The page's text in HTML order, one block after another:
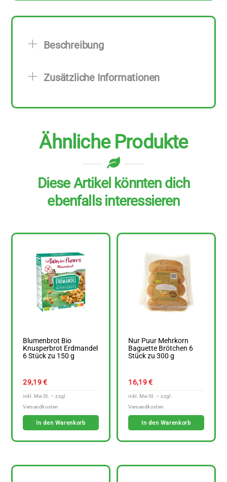
Stück
Beschreibung
Zusätzliche Informationen
Ähnliche Produkte
Diese Artikel könnten dich
ebenfalls interessieren
Blumenbrot Bio
Knusperbrot Erdmandel
6 Stück zu 150 g
29,19€
In den Warenkorb
Nur Puur Mehrkorn
Baguette Brötchen 6
Stück zu 300 g
16,19€
In den Warenkorb